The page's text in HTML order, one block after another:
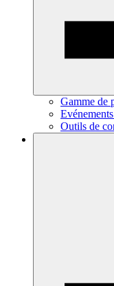
Gamme de
Outils de